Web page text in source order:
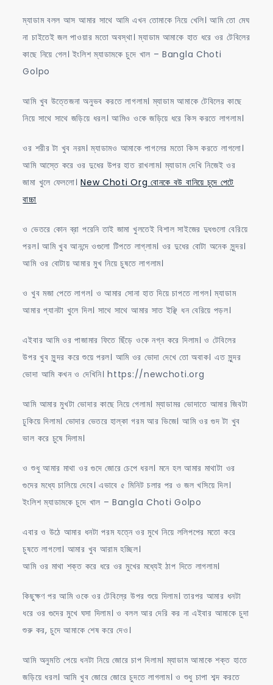
ম্যাডাম বলল আস আমার সাথে আমি এখন তোমাকে নিয়ে খেলি। আমি তো মেঘ
না চাইতেই জল পাওয়ার মতো অবস্থা। ম্যাডাম আমাকে হাত ধরে ওর টেবিলের
কাছে নিয়ে গেল। ইংলিশ ম্যাডামকে চুদে খাল – Bangla Choti
Golpo
আমি খুব উত্তেজনা অনুভব করতে লাগলাম। ম্যাডাম আমাকে টেবিলের কাছে
নিয়ে সাথে সাথে জড়িয়ে ধরল। আমিও ওকে জড়িয়ে ধরে কিস করতে লাগলাম।
ওর শরীর টা খুব নরম। ম্যাডামও আমাকে পাগলের মতো কিস করতে লাগলো।
আমি আস্তে করে ওর দুধের উপর হাত রাখলাম। ম্যাডাম দেখি নিজেই ওর
জামা খুলে ফেললো।New Choti Org বোনকে বউ বানিয়ে চুদে পেটে
বাচ্চা
ও ভেতরে কোন ব্রা পরেনি তাই জামা খুলতেই বিশাল সাইজের দুধগুলো বেরিয়ে
পরল। আমি খুব আনন্দে ওগুলো টিপতে লাগ্লাম। ওর দুধের বোটা অনেক সুন্দর।
আমি ওর বোটায় আমার মুখ নিয়ে চুষতে লাগলাম।
ও খুব মজা পেতে লাগল। ও আমার সোনা হাত দিয়ে চাপতে লাগল। ম্যাডাম
আমার প্যানটা খুলে দিল। সাথে সাথে আমার সাত ইঞ্ছি ধন বেরিয়ে পড়ল।
এইবার আমি ওর পাজামার ফিতে ছিঁড়ে ওকে নগ্ন করে দিলাম। ও টেবিলের
উপর খুব সুন্দর করে শুয়ে পরল। আমি ওর ভোদা দেখে তো অবাক। এত সুন্দর
ভোদা আমি কখন ও দেখিনি। https://newchoti.org
আমি আমার মুখটা ভোদার কাছে নিয়ে গেলাম। ম্যাডামর ভোদাতে আমার জিবটা
ঢুকিয়ে দিলাম। ভোদার ভেতরে হাল্কা গরম আর ভিজে। আমি ওর গুদ টা খুব
ভাল করে চুষে দিলাম।
ও শুধু আমার মাথা ওর গুদে জোরে চেপে ধরল। মনে হল আমার মাথাটা ওর
গুদের মধ্যে চালিয়ে দেবে। এভাবে ৫ মিনিট চলার পর ও জল খসিয়ে দিল।
ইংলিশ ম্যাডামকে চুদে খাল – Bangla Choti Golpo
এবার ও উঠে আমার ধনটা পরম যত্নে ওর মুখে নিয়ে ললিপপের মতো করে
চুষতে লাগলো। আমার খুব আরাম হচ্ছিল।
আমি ওর মাথা শক্ত করে ধরে ওর মুখের মধ্যেই ঠাপ দিতে লাগলাম।
কিছুক্ষণ পর আমি ওকে ওর টেবিলে্র উপর শুয়ে দিলাম। তারপর আমার ধনটা
ধরে ওর গুদের মুখে ঘসা দিলাম। ও বলল আর দেরি কর না এইবার আমাকে চুদা
শুরু কর, চুদে আমাকে শেষ করে দেও।
আমি অনুমতি পেয়ে ধনটা নিয়ে জোরে চাপ দিলাম। ম্যাডাম আমাকে শক্ত হাতে
জড়িয়ে ধরল। আমি খুব জোরে জোরে চুদতে লাগলাম। ও শুধু চাপা শব্দ করতে